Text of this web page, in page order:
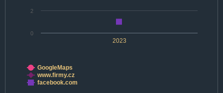
2023
0
2
GoogleMaps
www.firmy.cz
facebook.com